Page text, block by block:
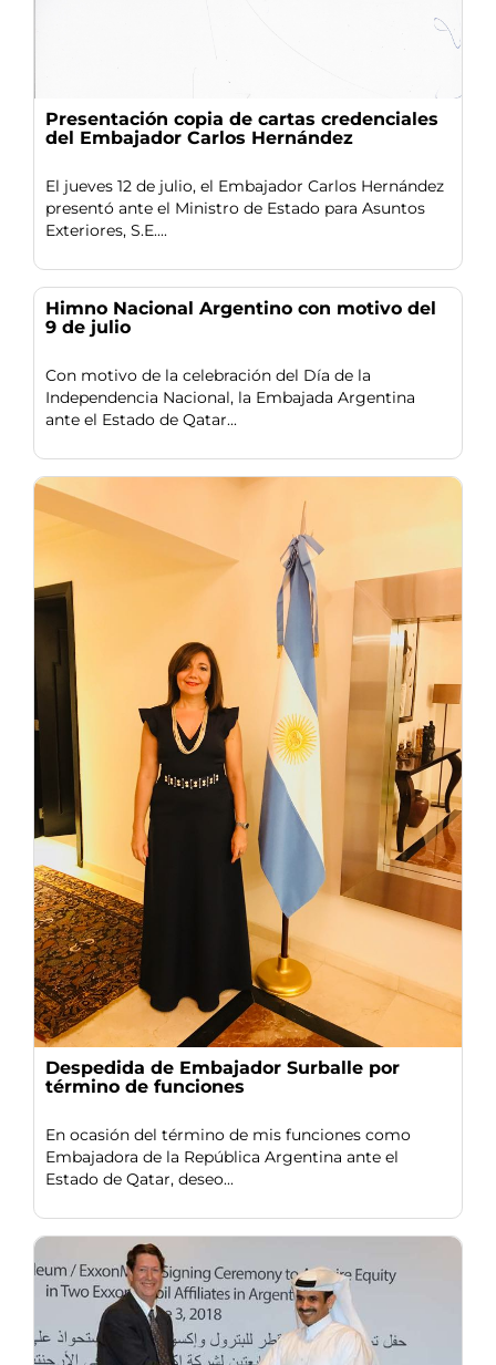
Presentación copia de cartas credenciales
del Embajador Carlos Hernández
El jueves 12 de julio, el Embajador Carlos Hernández
presentó ante el Ministro de Estado para Asuntos
Exteriores, S.E....
Himno Nacional Argentino con motivo del
9 de julio
Con motivo de la celebración del Día de la
Independencia Nacional, la Embajada Argentina
ante el Estado de Qatar...
Despedida de Embajador Surballe por
término de funciones
En ocasión del término de mis funciones como
Embajadora de la República Argentina ante el
Estado de Qatar, deseo...